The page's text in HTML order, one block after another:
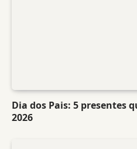
Dia dos Pais: 5 presentes
2026